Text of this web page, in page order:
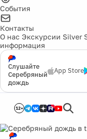
События
Контакты
О нас Экскурсии Silver
информация
Слушайте
Серебряный
дождь
App Store
12+